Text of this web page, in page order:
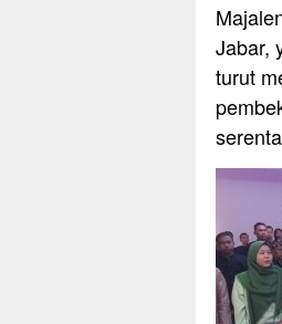
Jabar,
turut